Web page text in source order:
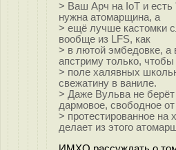
> Ваш Арч на IoT и есть
нужна атомарщина, а
> ещё лучше кастомки
вообще из LFS, как
> в лютой эмбедовке,
апстриму только,
> поле халявных
свежатину в ваниле.
> Даже Вульва не
дармовое, свободное от
> протестированное на
делает из этого